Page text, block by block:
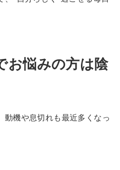
お悩みの方は陰
動機や息切れも最近多くなっ